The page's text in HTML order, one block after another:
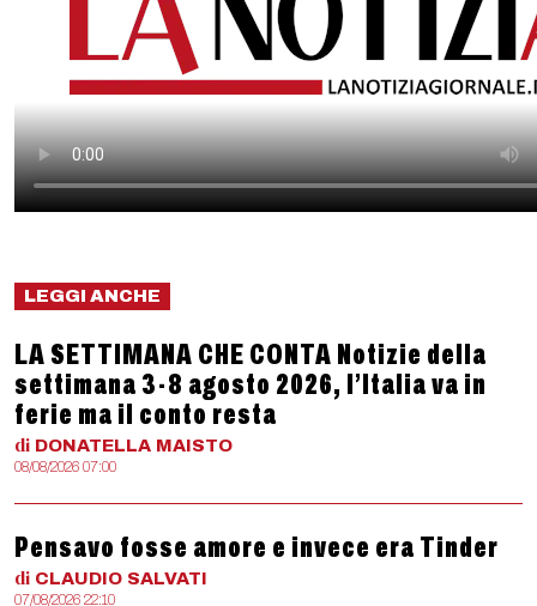
LEGGI ANCHE
LA SETTIMANA CHE CONTA Notizie della
settimana 3-8 agosto 2026, l’Italia va in
ferie ma il conto resta
di DONATELLA MAISTO
08/08/2026 07:00
Pensavo fosse amore e invece era Tinder
di CLAUDIO SALVATI
07/08/2026 22:10